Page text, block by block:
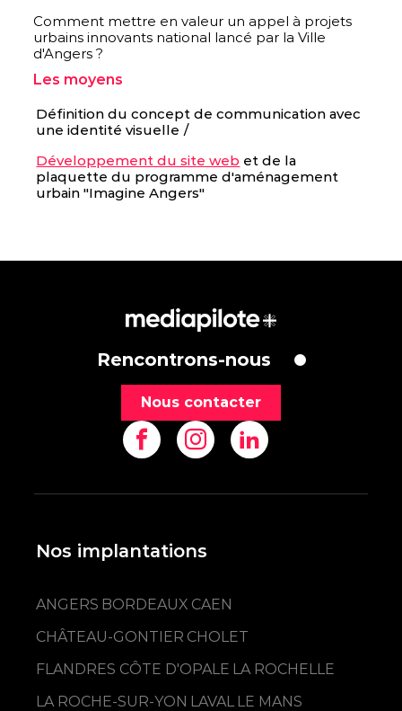
Comment mettre en valeur un appel à projets
urbains innovants national lancé par la Ville
d'Angers ?
Les moyens
Définition du concept de communication avec
une identité visuelle
Développement du site web et de la
plaquette du programme d'aménagement
urbain "Imagine Angers"
Rencontrons-nous
Nous contacter
Nos implantations
ANGERS BORDEAUX CAEN
CHÂTEAU-GONTIER CHOLET
FLANDRES CÔTE D'OPALE LA ROCHELLE
LA ROCHE-SUR-YON LAVAL LE MANS